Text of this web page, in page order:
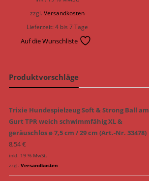
zzgl.Versandkosten
Lieferzeit:4 bis 7 Tage
Auf die Wunschliste
Produktvorschläge
Trixie Hundespielzeug Soft & Strong Ball am
Gurt TPR weich schwimmfähig XL &
geräuschlos ø 7,5 cm / 29 cm (Art.-Nr. 33478)
8,54€
inkl. 19 % MwSt.
zzgl. Versandkosten